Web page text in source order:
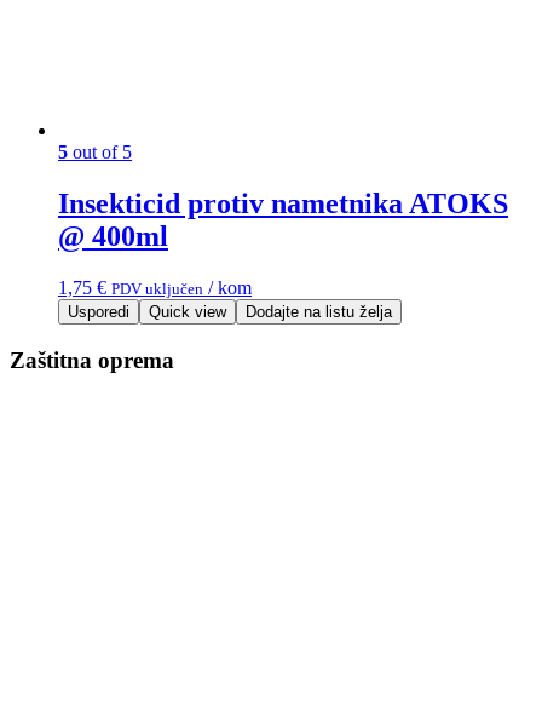
5 out of 5
Insekticid protiv nametnika ATOKS
@ 400ml
1,75 € PDV uključen / kom
Usporedi Quick view Dodajte na listu želja
Zaštitna oprema